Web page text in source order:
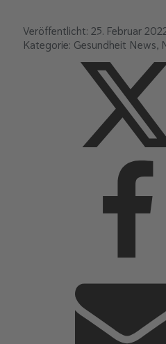
Veröffentlicht: 25. Februar
Kategorie: Gesundheit News